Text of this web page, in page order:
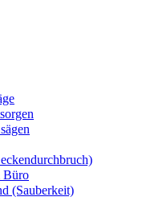
Büro
(Sauberkeit)